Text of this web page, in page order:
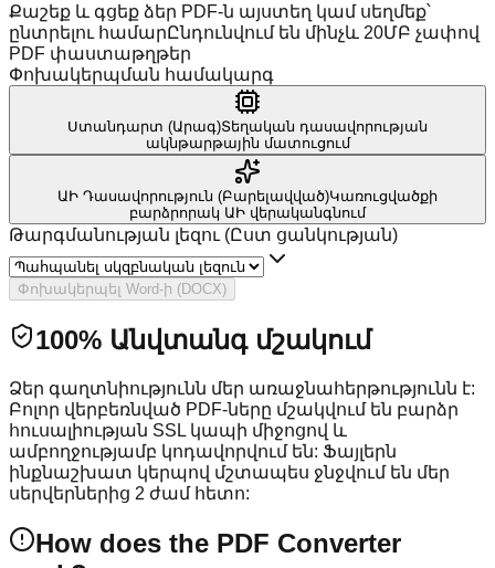
Քաշեք և գցեք ձեր PDF-ն այստեղ կամ սեղմեք՝
ընտրելու համարԸնդունվում են մինչև 20ՄԲ չափով
PDF փաստաթղթեր
Փոխակերպման համակարգ
Ստանդարտ (Արագ)Տեղական դասավորության
ակնթարթային մատուցում
ԱԻ Դասավորություն (Բարելավված)Կառուցվածքի
բարձրորակ ԱԻ վերականգնում
Թարգմանության լեզու (Ըստ ցանկության)
Փոխակերպել Word-ի (DOCX)
100% Անվտանգ մշակում
Ձեր գաղտնիությունն մեր առաջնահերթությունն է:
Բոլոր վերբեռնված PDF-ները մշակվում են բարձր
հուսալիության SSL կապի միջոցով և
ամբողջությամբ կոդավորվում են: Ֆայլերն
ինքնաշխատ կերպով մշտապես ջնջվում են մեր
սերվերներից 2 ժամ հետո:
How does the PDF Converter